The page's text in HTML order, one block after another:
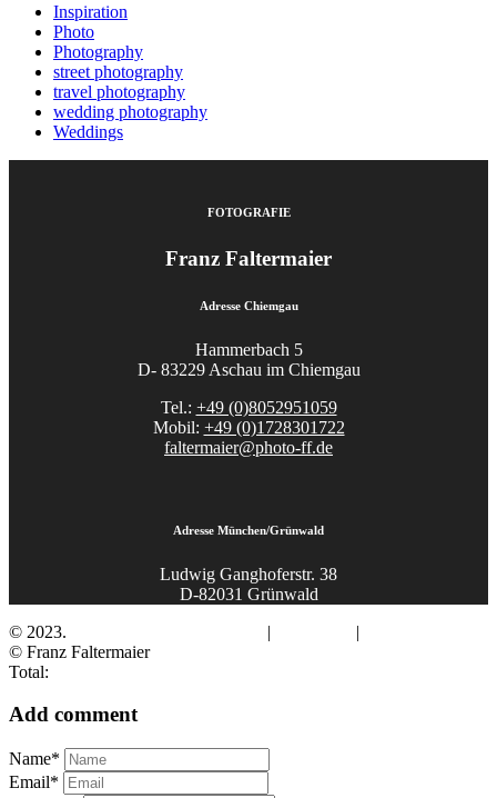
Inspiration
Photo
Photography
street photography
travel photography
wedding photography
Weddings
FOTOGRAFIE
Franz Faltermaier
Adresse Chiemgau
Hammerbach 5
D- 83229 Aschau im Chiemgau
Tel.: +49 (0)8052951059
Mobil: +49 (0)1728301722
faltermaier@photo-ff.de
Adresse München/Grünwald
Ludwig Ganghoferstr. 38
D-82031 Grünwald
© 2023.
| |
© Franz Faltermaier
Total:
Add comment
Name*
Email*